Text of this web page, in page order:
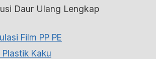
Daur Ulang Lengkap
Film PP PE
Kaku